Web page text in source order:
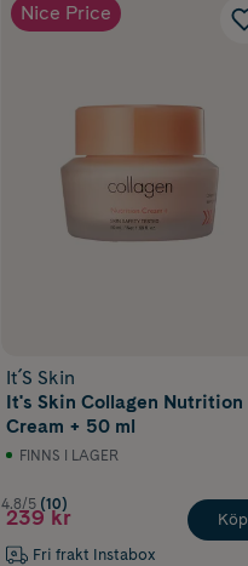
Nice Price
It´S Skin
It's Skin Collagen Nutrition
Cream + 50 ml
FINNS I LAGER
4.8/5 (10)
239 kr
Fri frakt Instabox
Köp